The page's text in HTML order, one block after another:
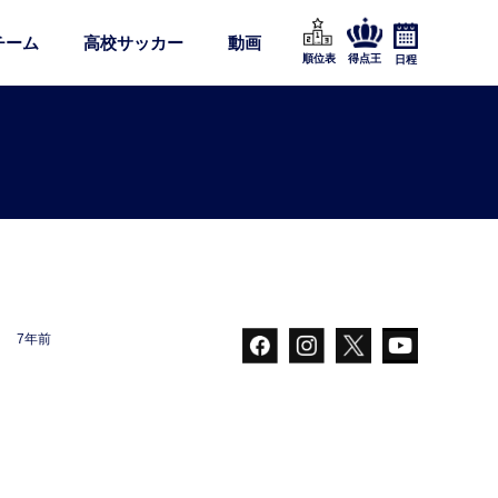
ーム 高校サッカー 動画
順位表 得点王 日程
7年前